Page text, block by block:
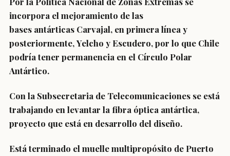
incorpora el mejoramiento de las
bases antárticas Carvajal, en primera línea y
posteriormente, Yelcho y Escudero, por lo que Chile
podría tener permanencia en el Círculo Polar
Antártico.
Con la Subsecretaria de Telecomunicaciones se está
trabajando en levantar la fibra óptica antártica,
proyecto que está en desarrollo del diseño.
Está terminado el muelle multipropósito de Puerto